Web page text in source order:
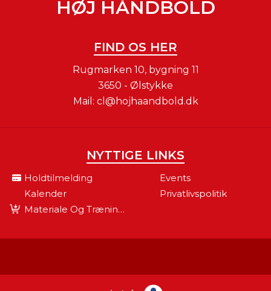
HØJ HÅNDBOLD
FIND OS HER
Rugmarken 10, bygning 11
3650 - Ølstykke
Mail: cl@hojhaandbold.dk
NYTTIGE LINKS
Holdtilmelding
Events
Kalender
Privatlivspolitik
Materiale Og Træningsudstyr